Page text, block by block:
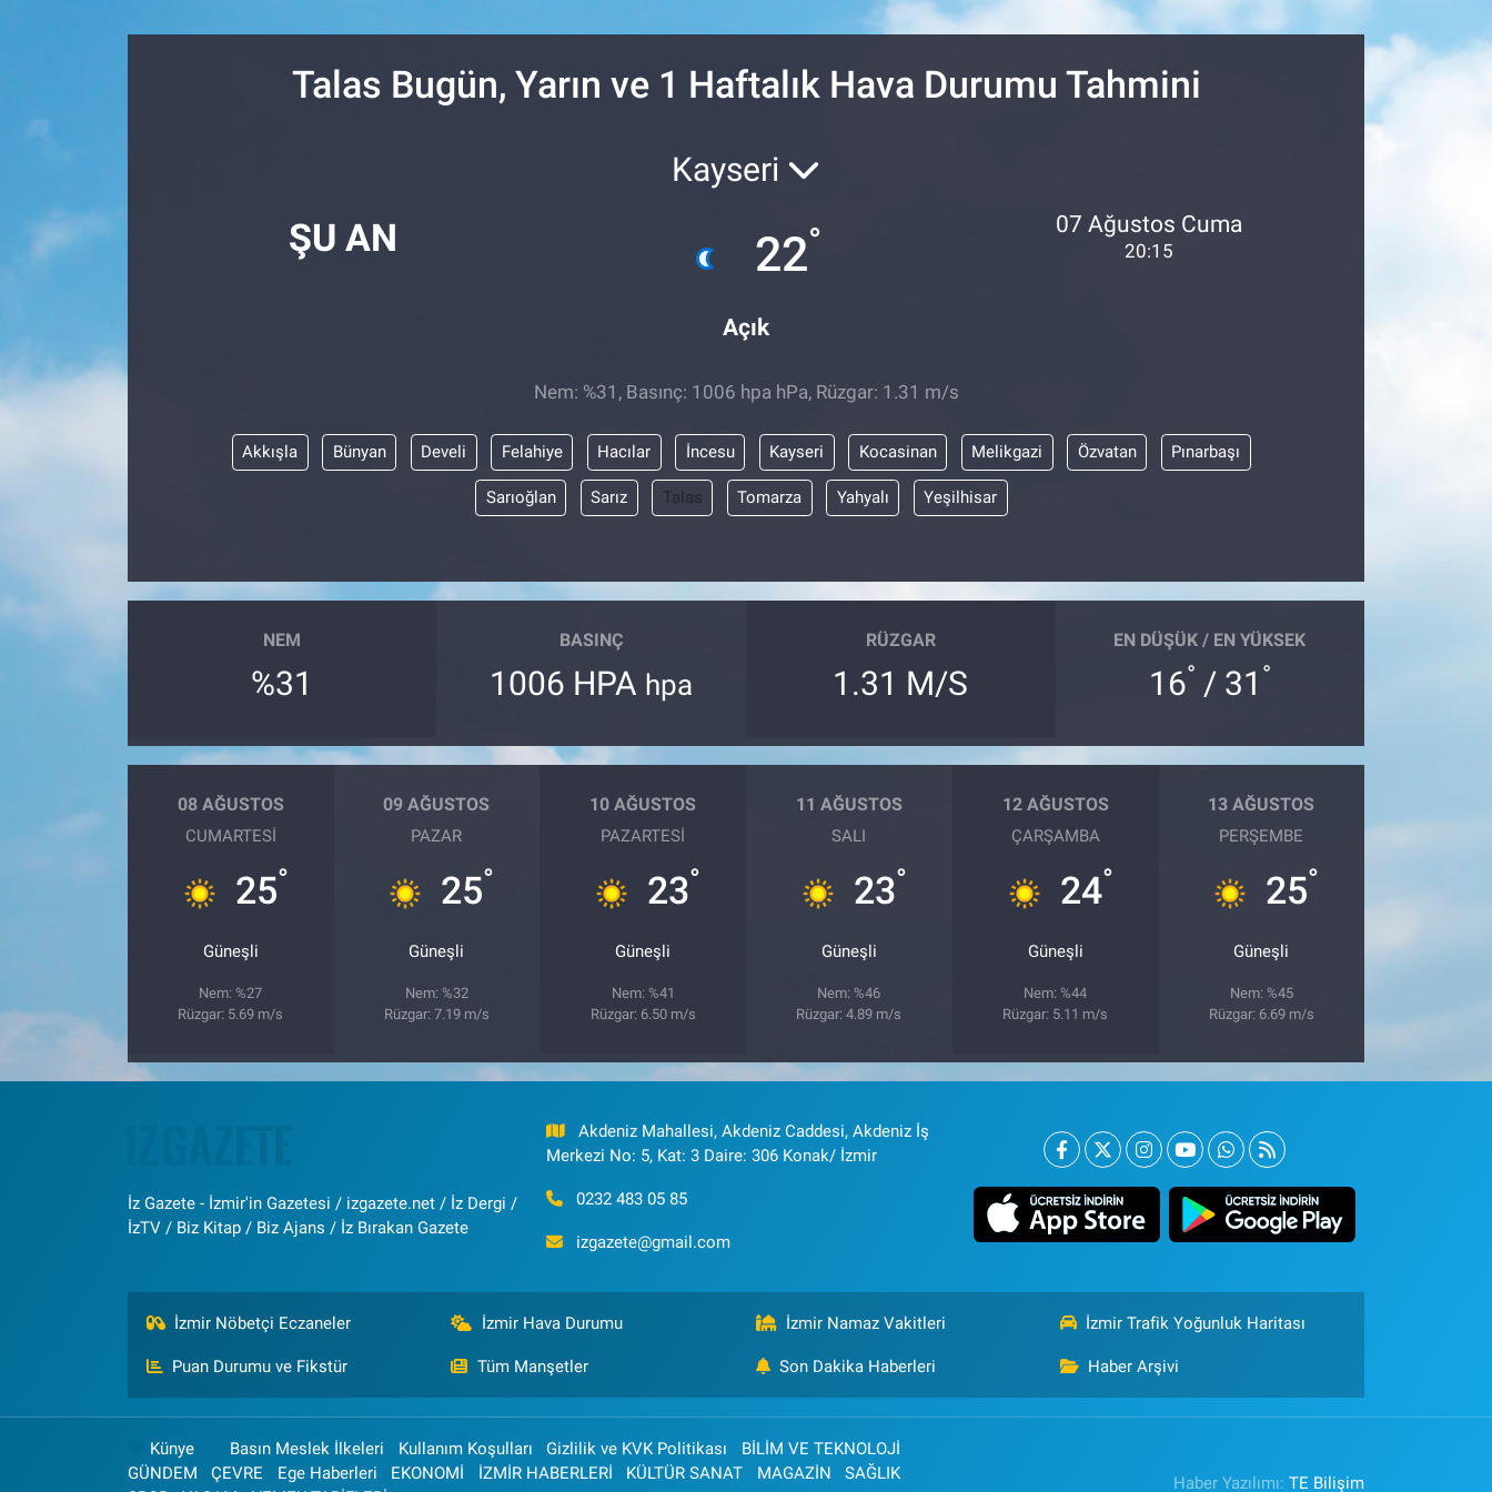
EURO
55,1652 %0.27
Talas Bugün, Yarın ve 1 Haftalık Hava Durumu Tahmini
ŞU AN
Kayseri
22°
Açık
07 Ağustos Cuma
20:15
Nem: %31, Basınç: 1006 hpa hPa, Rüzgar: 1.31 m/s
Akkışla Bünyan Develi Felahiye Hacılar İncesu Kayseri Kocasinan Melikgazi Özvatan Pınarbaşı
Sarıoğlan Sarız Talas Tomarza Yahyalı Yeşilhisar
NEM
%31
BASINÇ
1006 HPA hpa
RÜZGAR
1.31 M/S
EN DÜŞÜK / EN YÜKSEK
16° / 31 °
08 AĞUSTOS
CUMARTESI
25°
Güneşli
Nem: %27
Rüzgar: 5.69 m/s
09 AĞUSTOS
PAZAR
25°
Güneşli
Nem: %32
Rüzgar: 7.19 m/s
10 AĞUSTOS
PAZARTESI
23°
Güneşli
Nem: %41
Rüzgar: 6.50 m/s
11 AĞUSTOS
SALI
23°
Güneşli
Nem: %46
Rüzgar: 4.89 m/s
12 AĞUSTOS
ÇARŞAMBA
24°
Güneşli
Nem: %44
Rüzgar: 5.11 m/s
13 AĞUSTOS
PERŞEMBE
25°
Güneşli
Nem: %45
Rüzgar: 6.69 m/s
İz Gazete - İzmir'in Gazetesi / izgazete.net / İz Dergi /
İzTV / Biz Kitap / Biz Ajans / İz Bırakan Gazete
Akdeniz Mahallesi, Akdeniz Caddesi, Akdeniz İş
Merkezi No: 5, Kat: 3 Daire: 306 Konak/ İzmir
0232 483 05 85
izgazete@gmail.com
İzmir Nöbetçi Eczaneler İzmir Hava Durumu İzmir Namaz Vakitleri İzmir Trafik Yoğunluk Haritası
Puan Durumu ve Fikstür Tüm Manşetler Son Dakika Haberleri Haber Arşivi
Künye Basın Meslek İlkeleri Kullanım Koşulları Gizlilik ve KVK Politikası
BİLİM VE TEKNOLOJİ
GÜNDEM
ÇEVRE Ege Haberleri EKONOMİ İZMİR HABERLERİ KÜLTÜR SANAT MAGAZİN
SAĞLIK
Haber Yazılımı:TE Bilişim
Resmi İlanlar